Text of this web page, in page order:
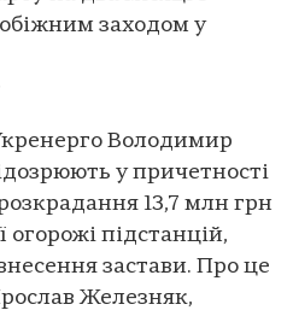
заходом у
Володимир
у причетності
13,7 млн грн
огорожі підстанцій,
застави. Про це
Железняк,